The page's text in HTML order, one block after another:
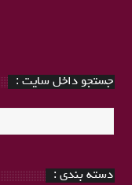
جستجو داخل سایت :
دسته بندی :